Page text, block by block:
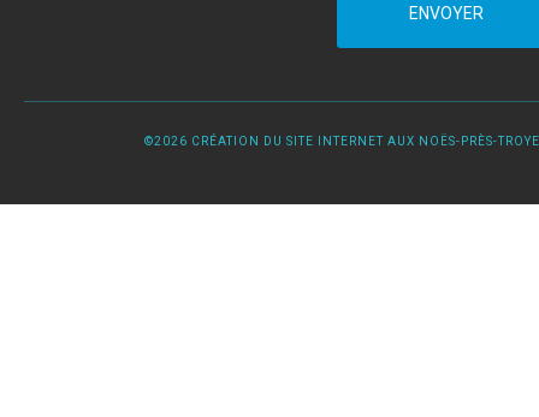
ENVOYER
©2026 CRÉATION DU SITE INTERNET AUX NOËS-PRÈS-